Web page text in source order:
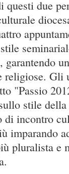
questi due
religiose.
"Passio
stile
incontro
imparando
pluralista e